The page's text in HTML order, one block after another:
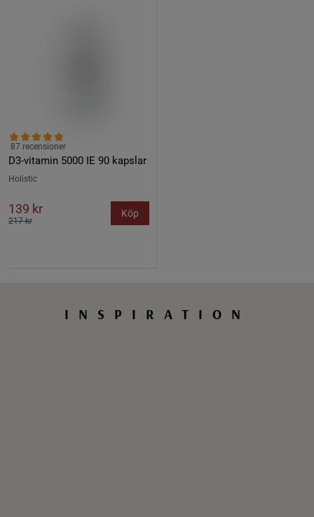
D3-vitamin 5000 IE 90 kapslar
87 recensioner
Holistic
139 kr
217 kr
Köp
INSPIRATION